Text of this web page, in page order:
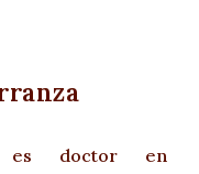
es doctor en